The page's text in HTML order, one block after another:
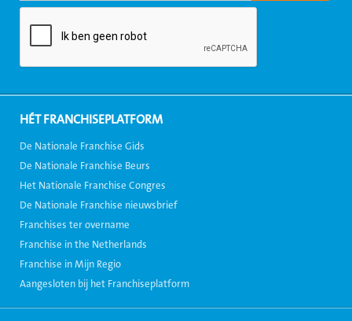
HÉT FRANCHISEPLATFORM
De Nationale Franchise Gids
De Nationale Franchise Beurs
Het Nationale Franchise Congres
De Nationale Franchise nieuwsbrief
Franchises ter overname
Franchise in the Netherlands
Franchise in Mijn Regio
Aangesloten bij het Franchiseplatform